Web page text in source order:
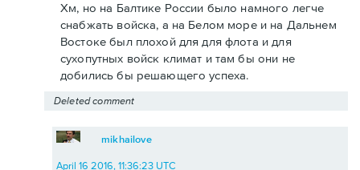
Хм, но на Балтике России было намного легче
снабжать войска, а на Белом море и на Дальнем
Востоке был плохой для для флота и для
сухопутных войск климат и там бы они не
добились бы решающего успеха.
Deleted comment
mikhailove
April 16 2016, 11:36:23 UTC